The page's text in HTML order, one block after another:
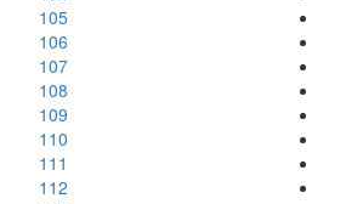
105
106
107
108
109
110
111
112